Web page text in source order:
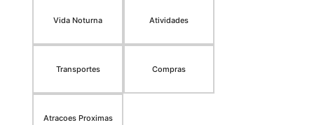
Vida Noturna Atividades
Transportes Compras
Atracoes Proximas